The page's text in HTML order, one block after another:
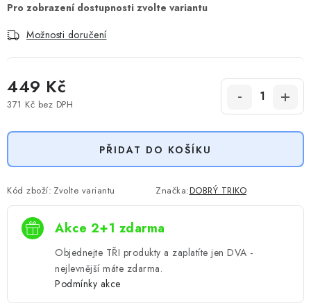
Možnosti doručení
449 Kč
371 Kč bez DPH
PŘIDAT DO KOŠÍKU
Kód zboží: Zvolte variantu Značka:DOBRÝ TRIKO
Akce 2+1 zdarma
Objednejte TŘI produkty a zaplatíte jen DVA -
nejlevnější máte zdarma.
Podmínky akce